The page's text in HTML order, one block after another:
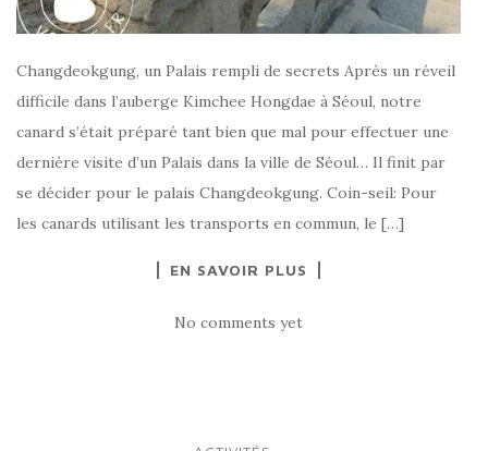
Changdeokgung, un Palais rempli de secrets Après un réveil
difficile dans l’auberge Kimchee Hongdae à Séoul, notre
canard s’était préparé tant bien que mal pour effectuer une
dernière visite d’un Palais dans la ville de Séoul… Il finit par
se décider pour le palais Changdeokgung. Coin-seil: Pour
les canards utilisant les transports en commun, le […]
EN SAVOIR PLUS
No comments yet